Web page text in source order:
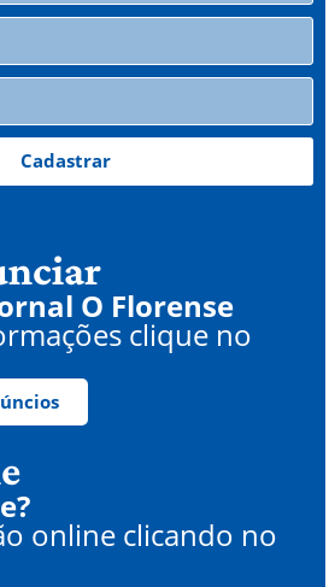
Cadastrar
O Florense
clique no
online clicando no